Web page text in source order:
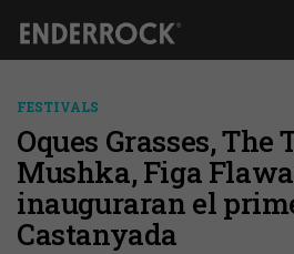
FESTIVALS
Oques Grasses, The
Mushka, Figa
inauguraran el
Castanyada